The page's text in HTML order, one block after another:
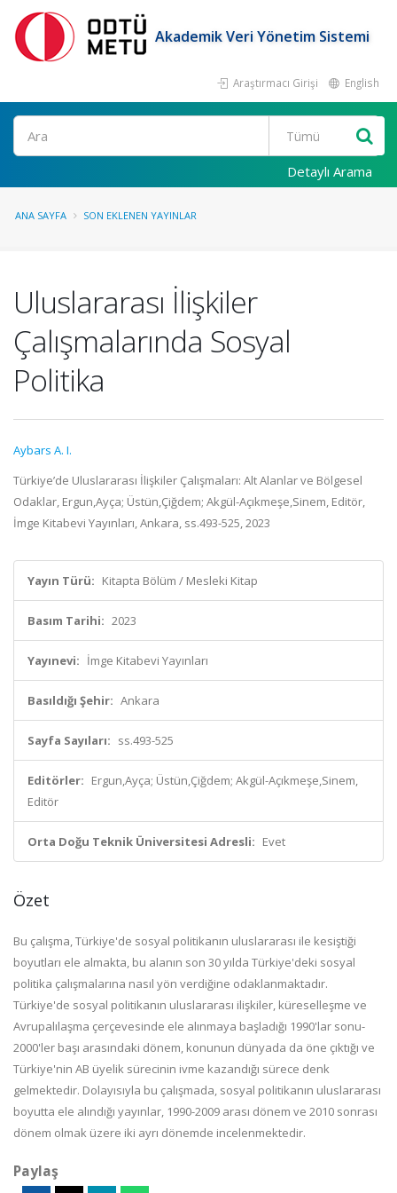
Akademik Veri Yönetim Sistemi
Araştırmacı Girişi English
Ara
Detaylı Arama
ANA SAYFA SON EKLENEN YAYINLAR
Uluslararası İlişkiler
Çalışmalarında Sosyal
Politika
Aybars A. I.
Türkiye’de Uluslararası İlişkiler Çalışmaları: Alt Alanlar ve Bölgesel
Odaklar, Ergun,Ayça; Üstün,Çiğdem; Akgül-Açıkmeşe,Sinem, Editör,
İmge Kitabevi Yayınları, Ankara, ss.493-525, 2023
Yayın Türü: Kitapta Bölüm / Mesleki Kitap
Basım Tarihi: 2023
Yayınevi: İmge Kitabevi Yayınları
Basıldığı Şehir: Ankara
Sayfa Sayıları: ss.493-525
Editörler: Ergun,Ayça; Üstün,Çiğdem; Akgül-Açıkmeşe,Sinem,
Editör
Orta Doğu Teknik Üniversitesi Adresli: Evet
Özet
Bu çalışma, Türkiye'de sosyal politikanın uluslararası ile kesiştiği
boyutları ele almakta, bu alanın son 30 yılda Türkiye'deki sosyal
politika çalışmalarına nasıl yön verdiğine odaklanmaktadır.
Türkiye'de sosyal politikanın uluslararası ilişkiler, küreselleşme ve
Avrupalılaşma çerçevesinde ele alınmaya başladığı 1990'lar sonu-
2000'ler başı arasındaki dönem, konunun dünyada da öne çıktığı ve
Türkiye'nin AB üyelik sürecinin ivme kazandığı sürece denk
gelmektedir. Dolayısıyla bu çalışmada, sosyal politikanın uluslararası
boyutta ele alındığı yayınlar, 1990-2009 arası dönem ve 2010 sonrası
dönem olmak üzere iki ayrı dönemde incelenmektedir.
Paylaş